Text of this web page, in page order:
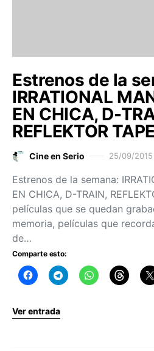
Estrenos de la
IRRATIONAL
EN CHICA, D-
REFLEKTOR
Cine en Serio 25/09/2015
Estrenos de la semana:
EN CHICA, D-TRAIN,
películas que se quedan
memoria, películas que
de…
Comparte esto:
Ver entrada